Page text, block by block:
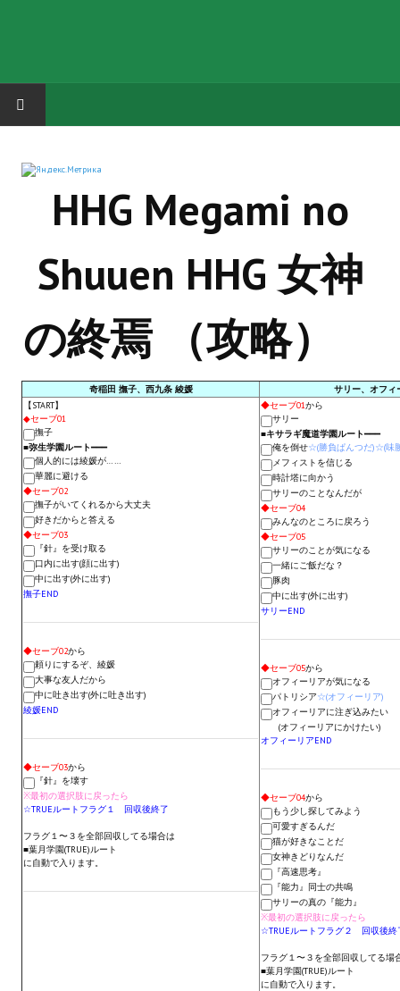
ГРУППА "КАРЛ ВЕЛИКИЙ"
Русская биржа
Aliens vs Predator 2 (Русские субтитры)
Dungeon Siege 2 Legendary Mod (Русские субтитры)
Новый ГГ
Моды группы
Теневой кардинал для Скайрима
Работы Alexandra10
Kitana HGEC
Apella CBBE SSE BodySlide (with Physics)
Kitana CBBE SSE BodySlide (with Physics)
Nekomimi
New Light Skyrim SE
SB Corset Armor CBBE SSE BodySlide (with Physics)
Wedding Wear CBBE SSE BodySlide (with Physics)
Работы Тестера 55
Наёмный оборотень
HHG Megami no
Shuuen HHG 女神
の終焉 （攻略）
奇稲田 撫子、西九条 綾媛
サリー、オフィ
【START】
◆セーブ01
撫子
■弥生学園ルート━━━
個人的には綾媛が……
華麗に避ける
◆セーブ02
撫子がいてくれるから大丈夫
好きだからと答える
◆セーブ03
『針』を受け取る
口内に出す(顔に出す)
中に出す(外に出す)
撫子END
◆セーブ02から
頼りにするぞ、綾媛
大事な友人だから
中に吐き出す(外に吐き出す)
綾媛END
◆セーブ03から
『針』を壊す
※最初の選択肢に戻ったら
☆TRUEルートフラグ１ 回収後終了
フラグ１〜３を全部回収してる場合は
■葉月学園(TRUE)ルート
に自動で入ります。
◆セーブ01から
サリー
■キサラギ魔道学園ルート━━━
俺を倒せ☆(勝負ぱんつだ)☆(味
メフィストを信じる
時計塔に向かう
サリーのことなんだが
◆セーブ04
みんなのところに戻ろう
◆セーブ05
サリーのことが気になる
一緒にご飯だな？
豚肉
中に出す(外に出す)
サリーEND
◆セーブ05から
オフィーリアが気になる
パトリシア☆(オフィーリア)
オフィーリアに注ぎ込みたい
(オフィーリアにかけたい)
オフィーリアEND
◆セーブ04から
もう少し探してみよう
可愛すぎるんだ
猫が好きなことだ
女神きどりなんだ
『高速思考』
『能力』同士の共鳴
サリーの真の『能力』
※最初の選択肢に戻ったら
☆TRUEルートフラグ２ 回収後終
フラグ１〜３を全部回収してる場
■葉月学園(TRUE)ルート
に自動で入ります。